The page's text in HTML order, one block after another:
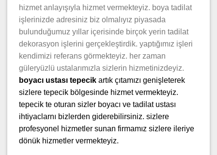
hizmet anlayışıyla hizmet vermekteyiz. boya tadilat
işlerinizde adresiniz biz olmalıyız piyasada
bulunduğumuz yıllar içerisinde birçok yerin tadilat
dekorasyon işlerini gerçekleştirdik. yaptığımız işleri
kendimizi referans görmekteyiz. her zaman
güleryüzlü ustalarımızla sizlerin hizmetinizdeyiz.
boyacı ustası tepecik artık çıtamızı genişleterek
sizlere tepecik bölgesinde hizmet vermekteyiz.
tepecik te oturan sizler boyacı ve tadilat ustası
ihtiyaclarnı bizlerden giderebilirsiniz. sizlere
profesyonel hizmetler sunan firmamız sizlere ileriye
dönük hizmetler vermekteyiz.